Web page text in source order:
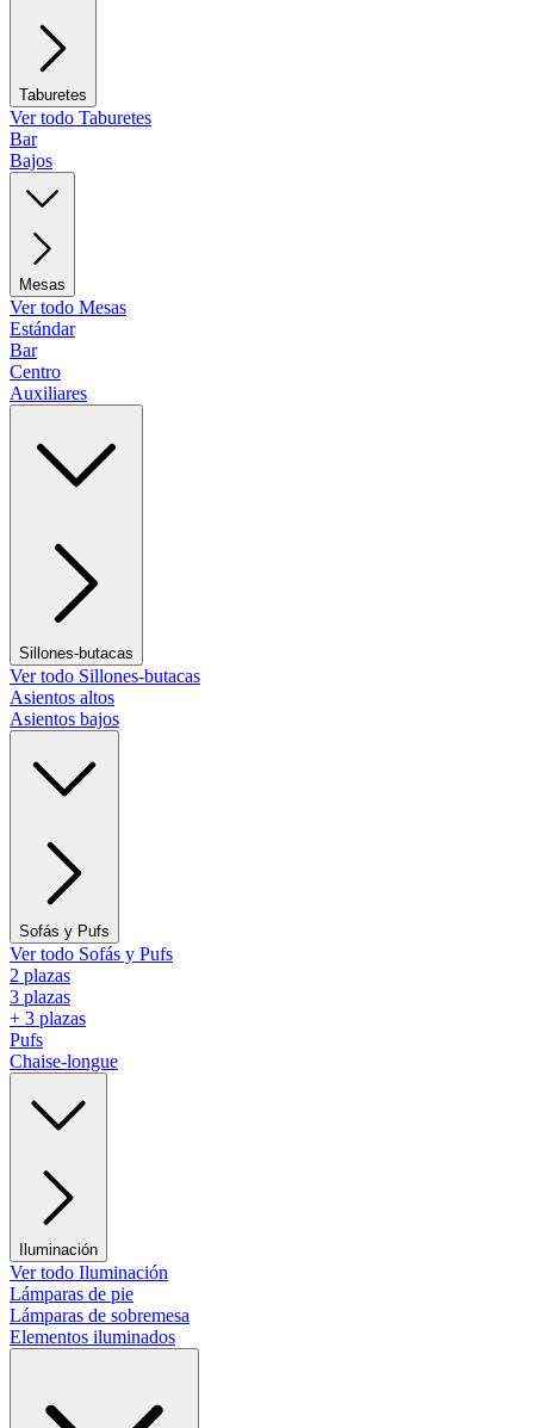
Taburetes
Ver todo Taburetes
Bar
Bajos
Mesas
Ver todo Mesas
Estándar
Bar
Centro
Auxiliares
Sillones-butacas
Ver todo Sillones-butacas
Asientos altos
Asientos bajos
Sofás y Pufs
Ver todo Sofás y Pufs
2 plazas
3 plazas
+ 3 plazas
Pufs
Chaise-longue
Iluminación
Ver todo Iluminación
Lámparas de pie
Lámparas de sobremesa
Elementos iluminados